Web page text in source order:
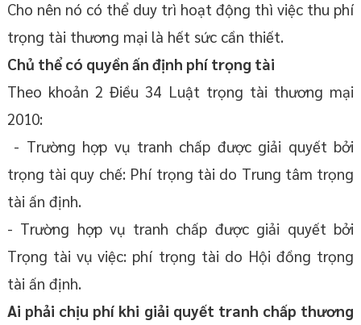
Cho nên nó có thể duy trì hoạt động thì việc thu phí
trọng tài thương mại là hết sức cần thiết.
Chủ thể có quyền ấn định phí trọng tài
Theo khoản 2 Điều 34 Luật trọng tài thương mại
2010:
- Trường hợp vụ tranh chấp được giải quyết bởi
trọng tài quy chế: Phí trọng tài do Trung tâm trọng
tài ấn định.
- Trường hợp vụ tranh chấp được giải quyết bởi
Trọng tài vụ việc: phí trọng tài do Hội đồng trọng
tài ấn định.
Ai phải chịu phí khi giải quyết tranh chấp thương